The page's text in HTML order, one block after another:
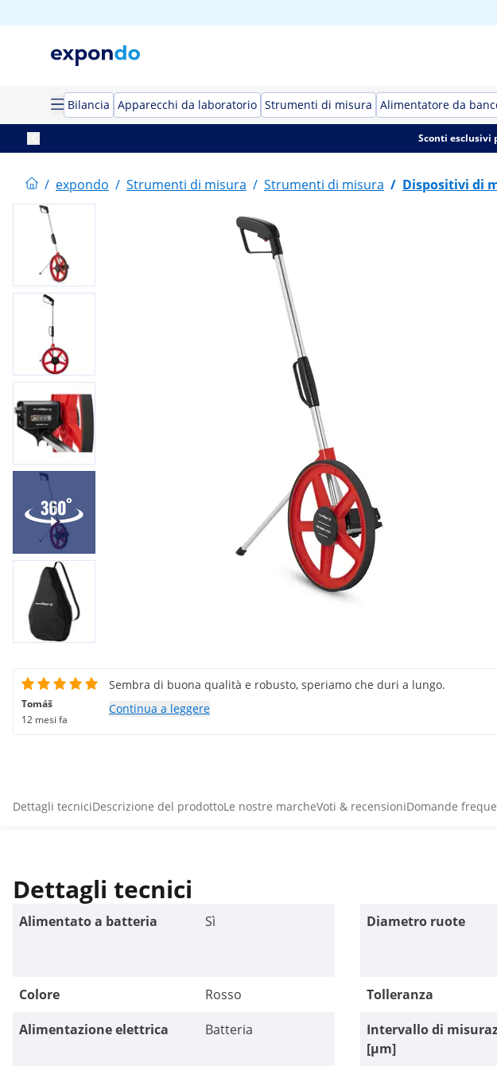
Bilancia Apparecchi da laboratorio Strumenti di misura Alimentatore da
Sconti esclusivi
/ expondo / Strumenti di misura / Strumenti di misura / Dispositivi di
Tomáš
12 mesi fa
Sembra di buona qualità e robusto, speriamo che duri a lungo.
Continua a leggere
Dettagli tecniciDescrizione del prodottoLe nostre marcheVoti & recensioniDomande
Dettagli tecnici
Alimentato a batteria Sì Diametro ruote
Colore
Rosso Tolleranza
Alimentazione elettrica
Batteria
Intervallo di
[µm]